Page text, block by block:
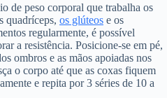
de peso corporal que trabalha os
quadríceps, os glúteos e os
regularmente, é possível
a resistência. Posicione-se em pé,
ombros e as mãos apoiadas nos
o corpo até que as coxas fiquem
e repita por 3 séries de 10 a